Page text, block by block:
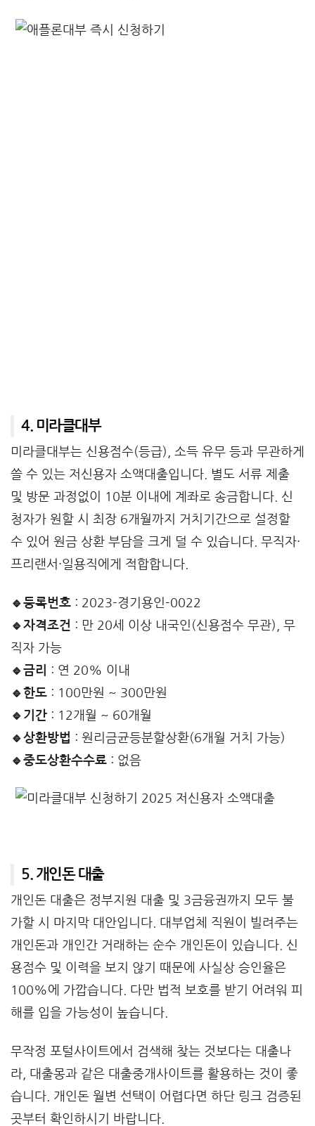
4. 미라클대부
미라클대부는 신용점수(등급), 소득 유무 등과 무관하게
쓸 수 있는 저신용자 소액대출입니다. 별도 서류 제출
및 방문 과정없이 10분 이내에 계좌로 송금합니다. 신
청자가 원할 시 최장 6개월까지 거치기간으로 설정할
수 있어 원금 상환 부담을 크게 덜 수 있습니다. 무직자·
프리랜서·일용직에게 적합합니다.
🔹등록번호 : 2023-경기용인-0022
🔹자격조건 : 만 20세 이상 내국인(신용점수 무관), 무
직자 가능
🔹금리
: 연 20% 이내
🔹한도 : 100만원 ~ 300만원
🔹기간 : 12개월 ~ 60개월
🔹상환방법 : 원리금균등분할상환(6개월 거치 가능)
🔹중도상환수수료 : 없음
5. 개인돈 대출
개인돈 대출은 정부지원 대출 및 3금융권까지 모두 불
가할 시 마지막 대안입니다. 대부업체 직원이 빌려주는
개인돈과 개인간 거래하는 순수 개인돈이 있습니다. 신
용점수 및 이력을 보지 않기 때문에 사실상 승인율은
100%에 가깝습니다. 다만 법적 보호를 받기 어려워 피
해를 입을 가능성이 높습니다.
무작정 포털사이트에서 검색해 찾는 것보다는 대출나
라, 대출몽과 같은 대출중개사이트를 활용하는 것이 좋
습니다. 개인돈 월변 선택이 어렵다면 하단 링크 검증된
곳부터 확인하시기 바랍니다.